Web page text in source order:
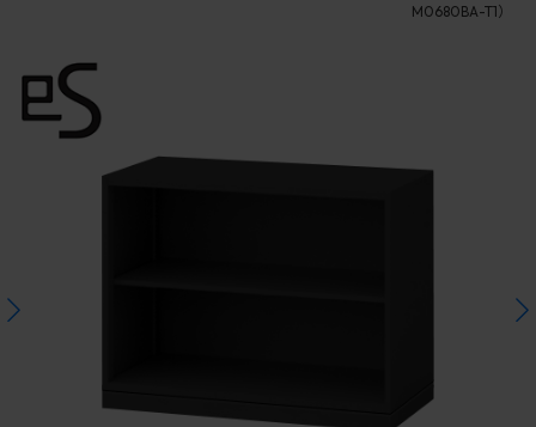
M0680BA-T1）